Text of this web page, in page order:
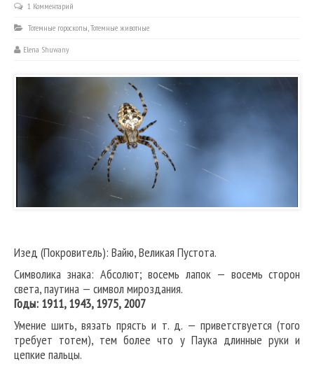
1 Комментарий
Тотемные гороскопы,Тотемные животные
Elena Shuwany
Изед (Покровитель): Вайю, Великая Пустота.
Символика знака: Абсолют; восемь лапок — восемь сторон
света, паутина — символ мироздания.
Годы: 1911, 1943, 1975, 2007
Умение шить, вязать прясть и т. д. — приветствуется (того
требует тотем), тем более что у Паука длинные руки и
цепкие пальцы.